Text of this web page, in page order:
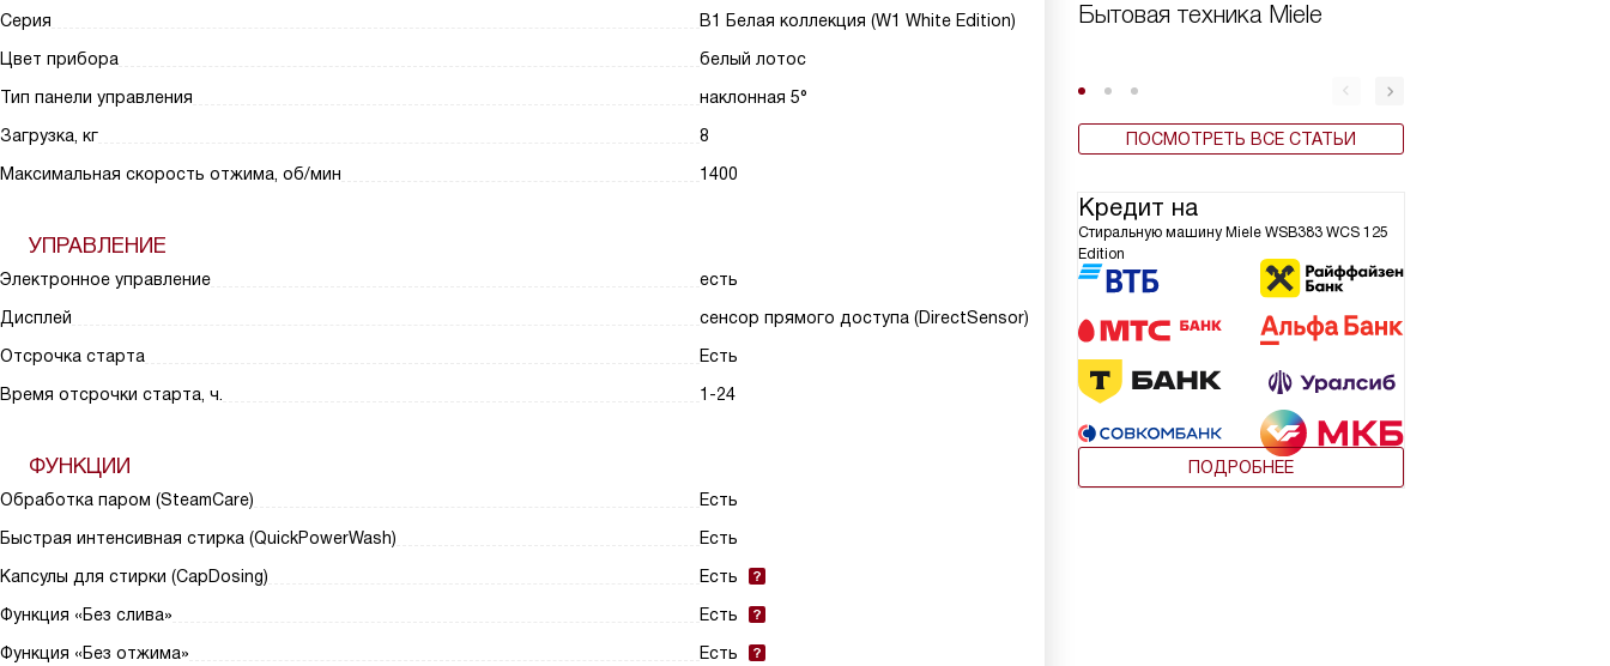
Бытовая техника Miele
ПОСМОТРЕТЬ ВСЕ СТАТЬИ
Кредит на
Стиральную машину Miele WSB383 WCS 125
Edition
ПОДРОБНЕЕ
Серия
В1 Белая коллекция (W1 White Edition)
Цвет прибора
белый лотос
Тип панели управления
наклонная 5°
Загрузка, кг
8
Максимальная скорость отжима, об/мин
1400
УПРАВЛЕНИЕ
Электронное управление
есть
Дисплей
сенсор прямого доступа (DirectSensor)
Отсрочка старта
Есть
Время отсрочки старта, ч.
1-24
ФУНКЦИИ
Обработка паром (SteamCare)
Есть
Быстрая интенсивная стирка (QuickPowerWash)
Есть
Капсулы для стирки (CapDosing)
Есть
Функция «Без слива»
Есть
Функция «Без отжима»
Есть